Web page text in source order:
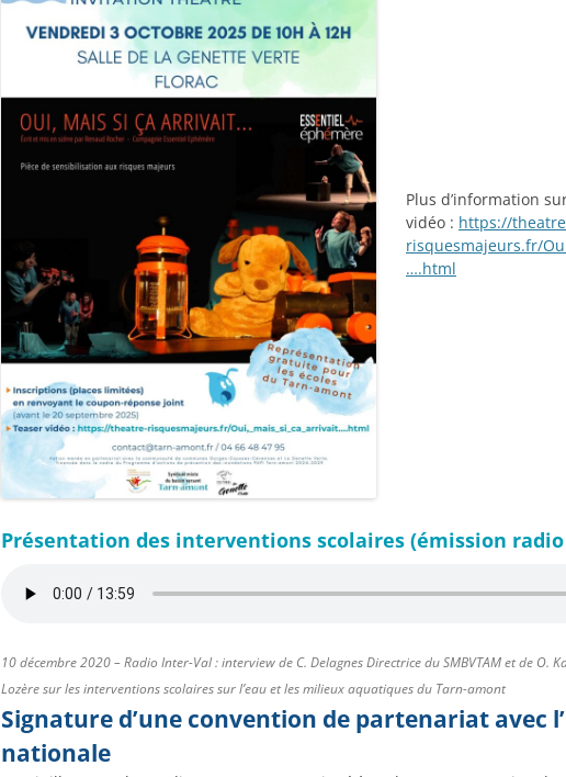
Plus d’information
vidéo : https://
risquesmajeurs.fr/
….html
Présentation des interventions scolaires (émission
10 décembre 2020 – Radio Inter-Val : interview de C. Delagnes Directrice du SMBVTAM et de O.
Lozère sur les interventions scolaires sur l’eau et les milieux aquatiques du Tarn-amont
Signature d’une convention de partenariat avec
nationale